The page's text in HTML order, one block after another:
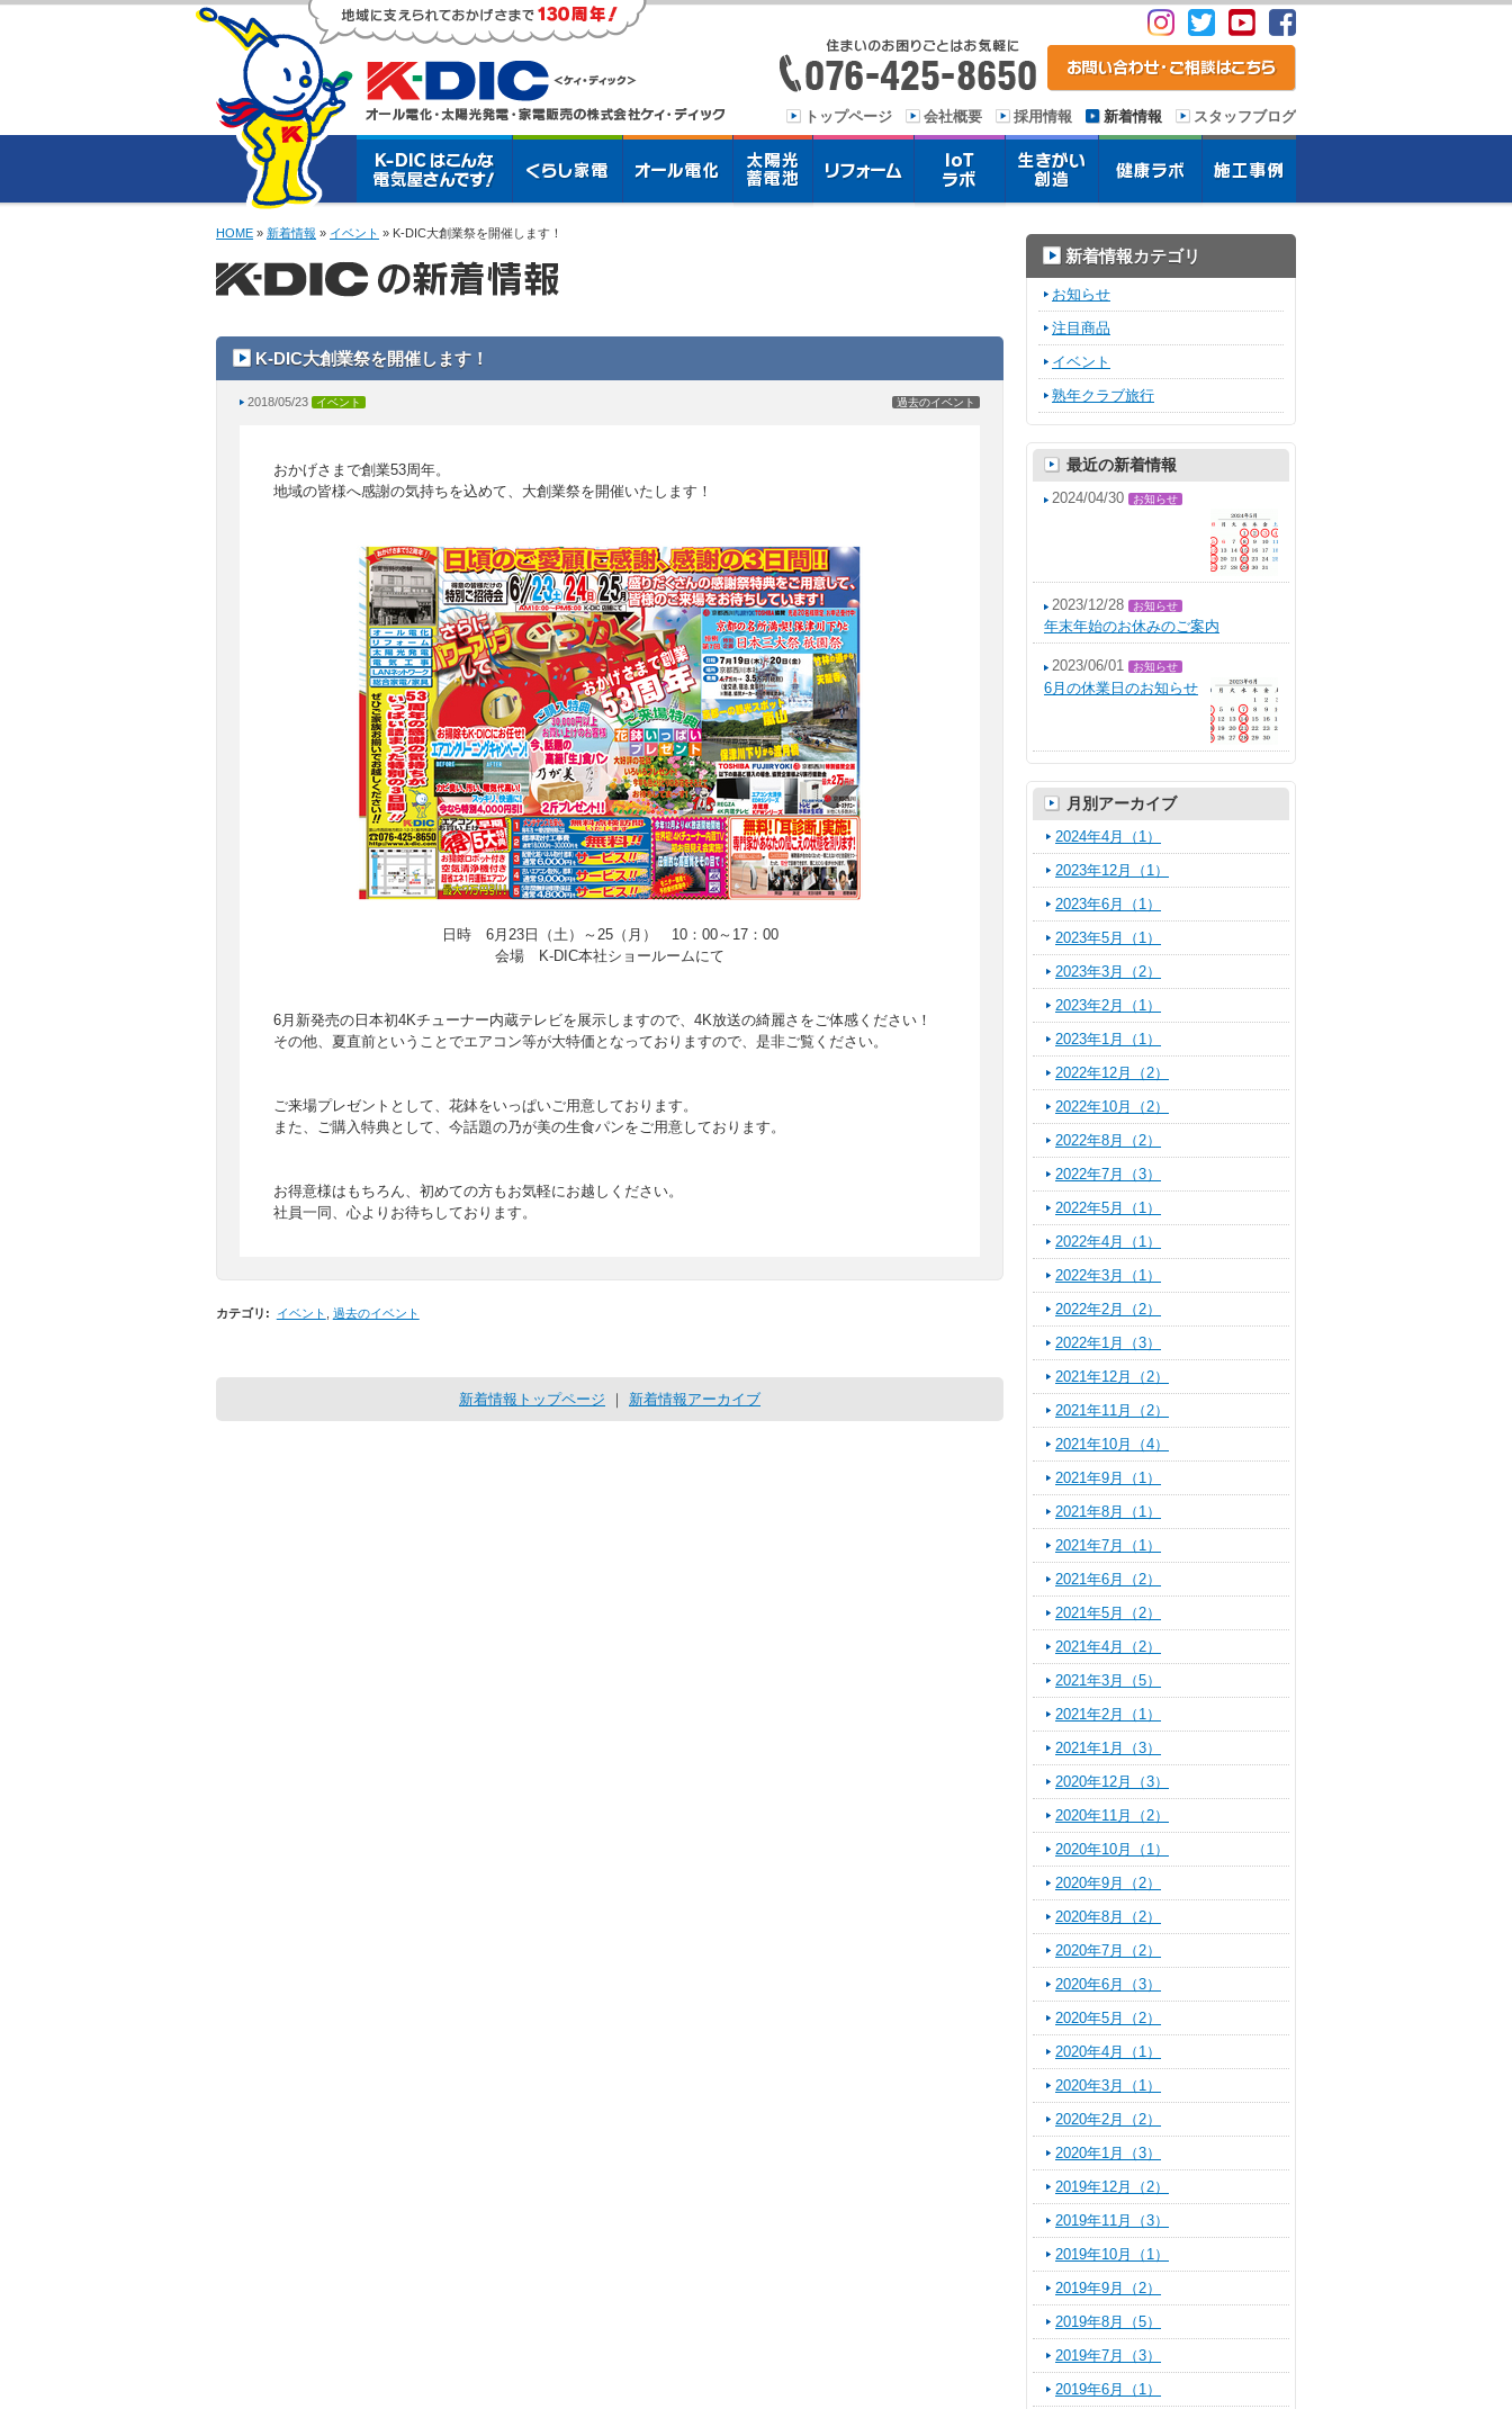
トップページ 会社概要 採用情報 新着情報 スタッフブログ
HOME » 新着情報 » イベント » K-DIC大創業祭を開催します！
K-DIC大創業祭を開催します！
過去のイベント
2018/05/23 イベント
おかげさまで創業53周年。
地域の皆様へ感謝の気持ちを込めて、大創業祭を開催いたします！
日時 6月23日（土）～25（月） 10：00～17：00
会場 K-DIC本社ショールームにて
6月新発売の日本初4Kチューナー内蔵テレビを展示しますので、4K放送の綺麗さをご体感ください！
その他、夏直前ということでエアコン等が大特価となっておりますので、是非ご覧ください。
ご来場プレゼントとして、花鉢をいっぱいご用意しております。
また、ご購入特典として、今話題の乃が美の生食パンをご用意しております。
お得意様はもちろん、初めての方もお気軽にお越しください。
社員一同、心よりお待ちしております。
カテゴリ : イベント 過去のイベント
新着情報トップページ ｜ 新着情報アーカイブ
新着情報カテゴリ
お知らせ
注目商品
イベント
熟年クラブ旅行
最近の新着情報
2024/04/30 お知らせ
2023/12/28 お知らせ
年末年始のお休みのご案内
2023/06/01 お知らせ
6月の休業日のお知らせ
月別アーカイブ
2024年4月（1）
2023年12月（1）
2023年6月（1）
2023年5月（1）
2023年3月（2）
2023年2月（1）
2023年1月（1）
2022年12月（2）
2022年10月（2）
2022年8月（2）
2022年7月（3）
2022年5月（1）
2022年4月（1）
2022年3月（1）
2022年2月（2）
2022年1月（3）
2021年12月（2）
2021年11月（2）
2021年10月（4）
2021年9月（1）
2021年8月（1）
2021年7月（1）
2021年6月（2）
2021年5月（2）
2021年4月（2）
2021年3月（5）
2021年2月（1）
2021年1月（3）
2020年12月（3）
2020年11月（2）
2020年10月（1）
2020年9月（2）
2020年8月（2）
2020年7月（2）
2020年6月（3）
2020年5月（2）
2020年4月（1）
2020年3月（1）
2020年2月（2）
2020年1月（3）
2019年12月（2）
2019年11月（3）
2019年10月（1）
2019年9月（2）
2019年8月（5）
2019年7月（3）
2019年6月（1）